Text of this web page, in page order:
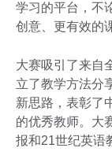
学习的平台，不
创意、更有效的
大赛吸引了来自
立了教学方法分
新思路，表彰了
的优秀教师。大
报和21世纪英语